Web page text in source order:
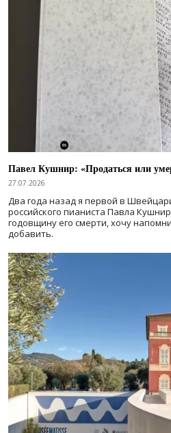
Павел Кушнир: «Продаться или
27.07.2026
Два года назад я первой в
российского пианиста Павла
годовщину его смерти, хочу
добавить.